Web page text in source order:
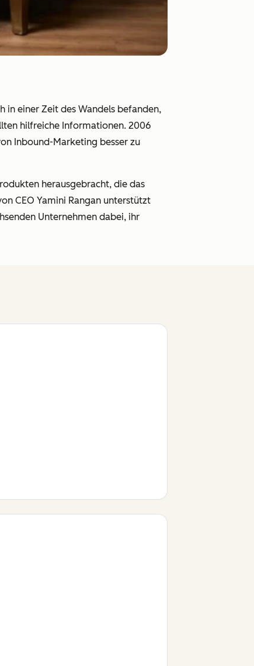
in einer Zeit des Wandels befanden,
hilfreiche Informationen. 2006
Inbound-Marketing besser zu
herausgebracht, die das
CEO Yamini Rangan unterstützt
Unternehmen dabei, ihr